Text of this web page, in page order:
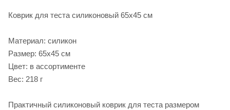
Коврик для теста силиконовый 65х45 см
Материал: силикон
Размер: 65х45 см
Цвет: в ассортименте
Вес: 218 г
Практичный силиконовый коврик для теста размером